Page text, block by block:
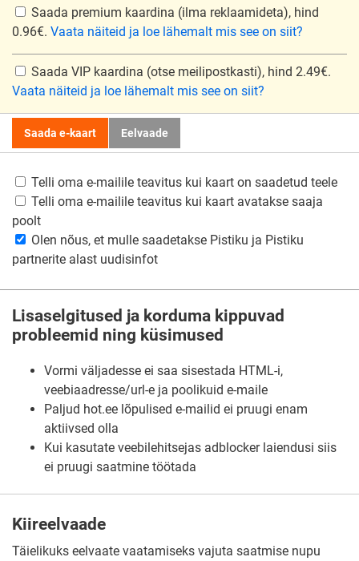
Saada premium kaardina (ilma reklaamideta), hind
0.96€. Vaata näiteid ja loe lähemalt mis see on siit?
Saada VIP kaardina (otse meilipostkasti), hind 2.49€.
Vaata näiteid ja loe lähemalt mis see on siit?
Saada e-kaart Eelvaade
Telli oma e-mailile teavitus kui kaart on saadetud teele
Telli oma e-mailile teavitus kui kaart avatakse saaja
poolt
Olen nõus, et mulle saadetakse Pistiku ja Pistiku
partnerite alast uudisinfot
Lisaselgitused ja korduma kippuvad
probleemid ning küsimused
Vormi väljadesse ei saa sisestada HTML-i,
veebiaadresse/url-e ja poolikuid e-maile
Paljud hot.ee lõpulised e-mailid ei pruugi enam
aktiivsed olla
Kui kasutate veebilehitsejas adblocker laiendusi siis
ei pruugi saatmine töötada
Kiireelvaade
Täielikuks eelvaate vaatamiseks vajuta saatmise nupu